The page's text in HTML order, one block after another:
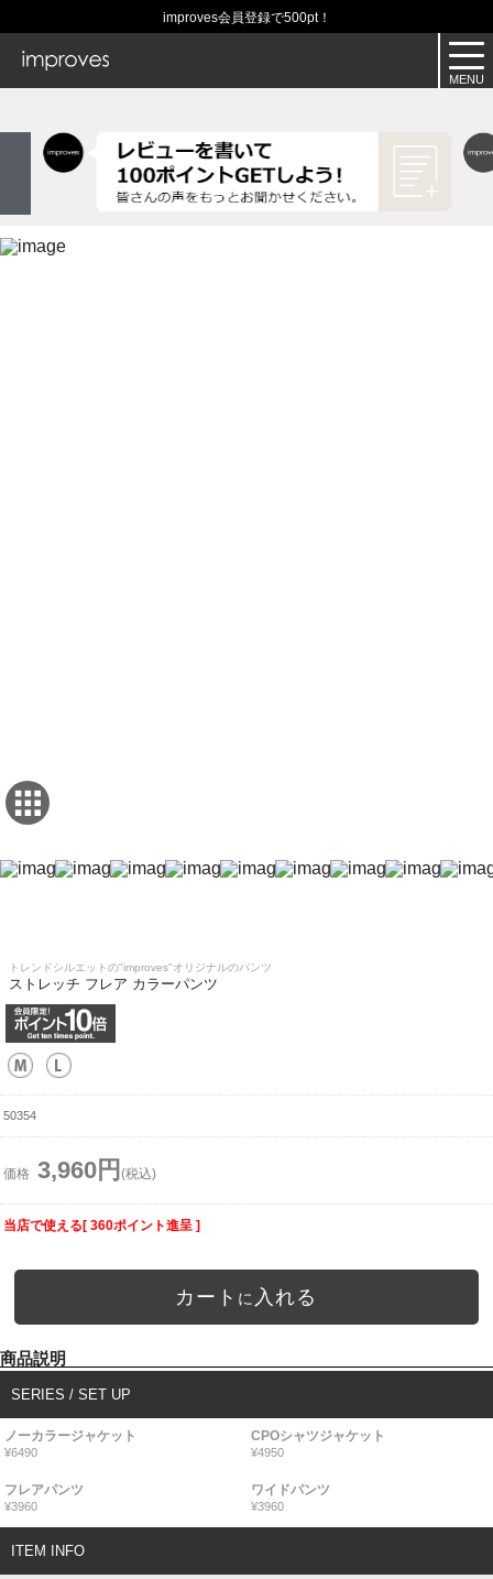
improves会員登録で500pt！
トレンドシルエットの"improves"オリジナルのパンツ
ストレッチ フレア カラーパンツ
50354
価格 3,960円 (税込)
当店で使える[ 360ポイント進呈 ]
カート に 入れる
商品説明
SERIES / SET UP
ノーカラージャケット
¥6490
CPOシャツジャケット
¥4950
フレアパンツ
¥3960
ワイドパンツ
¥3960
ITEM INFO